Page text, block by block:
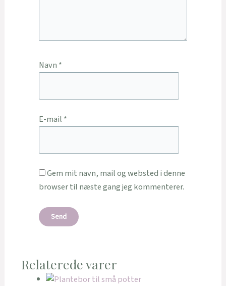
Navn *
E-mail *
Gem mit navn, mail og websted i denne
browser til næste gang jeg kommenterer.
Relaterede varer